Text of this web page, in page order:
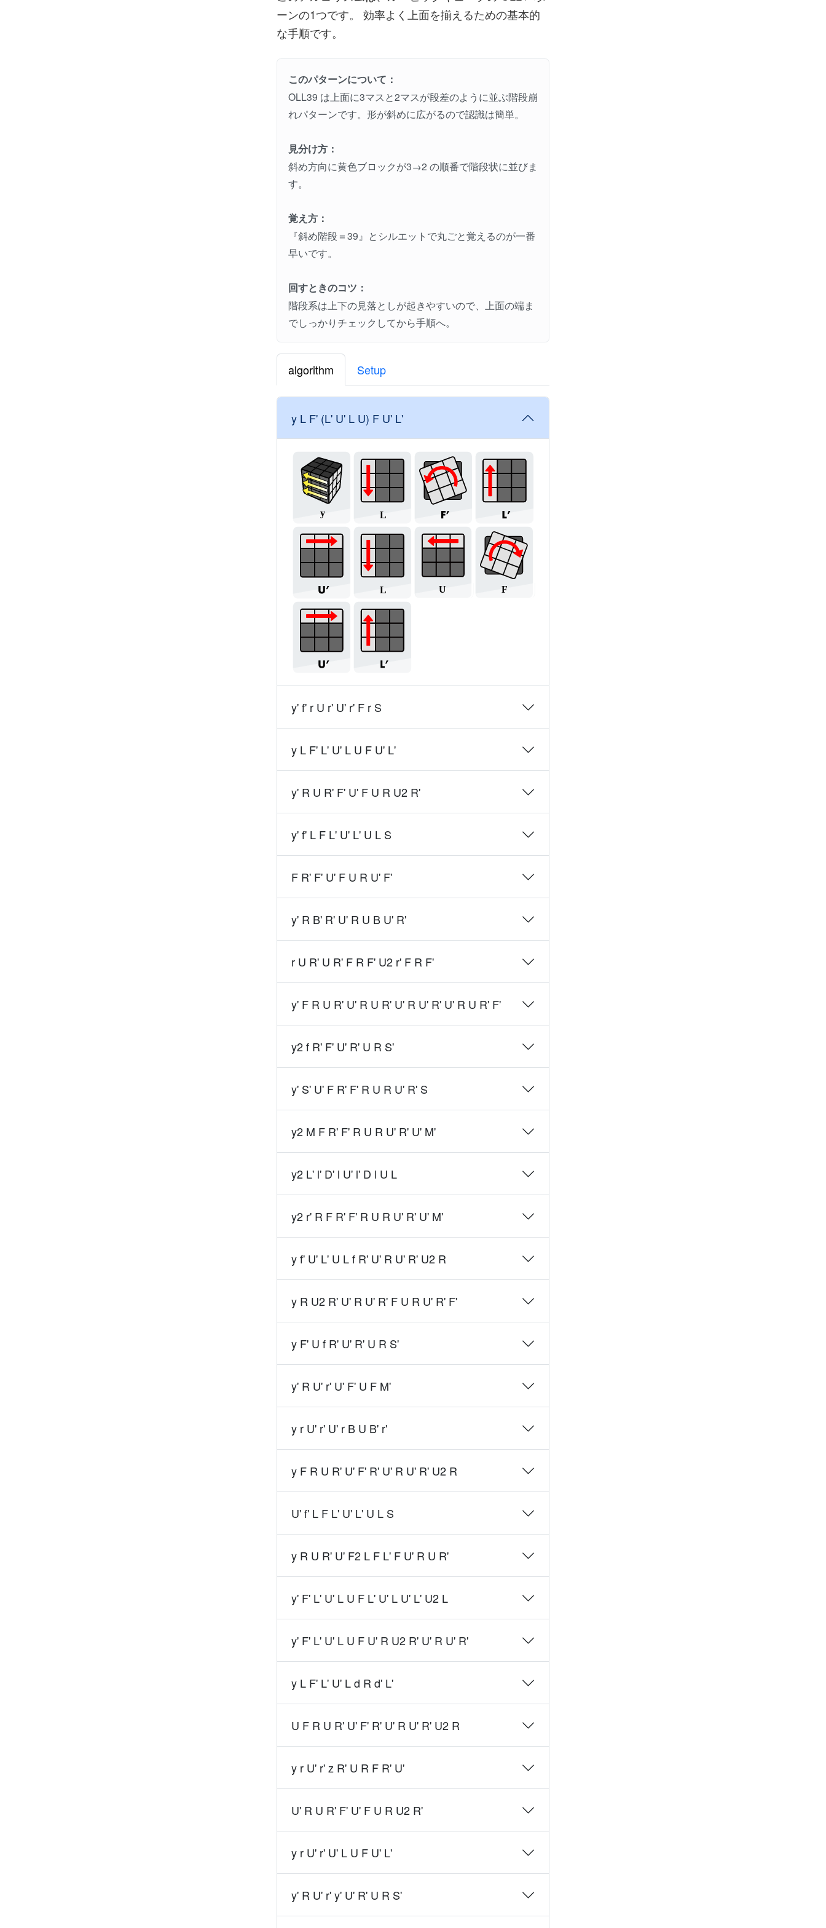
ーンの1つです。 効率よく上面を揃えるための基本的
な手順です。
このパターンについて：
OLL39 は上面に3マスと2マスが段差のように並ぶ階段崩
れパターンです。形が斜めに広がるので認識は簡単。
見分け方：
斜め方向に黄色ブロックが3→2 の順番で階段状に並びま
す。
覚え方：
『斜め階段＝39』とシルエットで丸ごと覚えるのが一番
早いです。
回すときのコツ：
階段系は上下の見落としが起きやすいので、上面の端ま
でしっかりチェックしてから手順へ。
algorithm Setup
y L F' (L' U' L U) F U' L'
y' f' r U r' U' r' F r S
y L F' L' U' L U F U' L'
y' R U R' F' U' F U R U2 R'
y' f' L F L' U' L' U L S
F R' F' U' F U R U' F'
y' R B' R' U' R U B U' R'
r U R' U R' F R F' U2 r' F R F'
y' F R U R' U' R U R' U' R U' R' U' R U R' F'
y2 f R' F' U' R' U R S'
y' S' U' F R' F' R U R U' R' S
y2 M F R' F' R U R U' R' U' M'
y2 L' l' D' l U' l' D l U L
y2 r' R F R' F' R U R U' R' U' M'
y f' U' L' U L f R' U' R U' R' U2 R
y R U2 R' U' R U' R' F U R U' R' F'
y F' U f R' U' R' U R S'
y' R U' r' U' F' U F M'
y r U' r' U' r B U B' r'
y F R U R' U' F' R' U' R U' R' U2 R
U' f' L F L' U' L' U L S
y R U R' U' F2 L F L' F U' R U R'
y' F' L' U' L U F L' U' L U' L' U2 L
y' F' L' U' L U F U' R U2 R' U' R U' R'
y L F' L' U' L d R d' L'
U F R U R' U' F' R' U' R U' R' U2 R
y r U' r' z R' U R F R' U'
U' R U R' F' U' F U R U2 R'
y r U' r' U' L U F U' L'
y' R U' r' y' U' R' U R S'